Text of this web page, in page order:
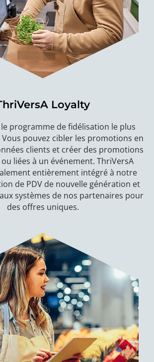
Loyalty
le programme de fidélisation le plus
pouvez cibler les promotions en
clients et créer des promotions
liées à un événement. ThriVersA
entièrement intégré à notre
de PDV de nouvelle génération et
systèmes de nos partenaires pour
des offres uniques.